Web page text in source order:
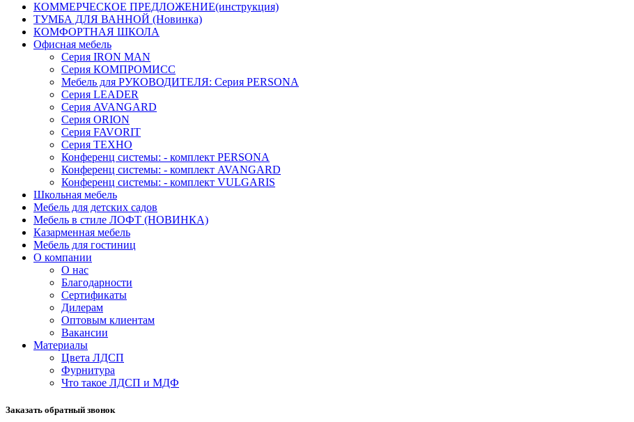
КОММЕРЧЕСКОЕ ПРЕДЛОЖЕНИЕ(инструкция)
ТУМБА ДЛЯ ВАННОЙ (Новинка)
КОМФОРТНАЯ ШКОЛА
Офисная мебель
Серия IRON MAN
Серия КОМПРОМИСС
Мебель для РУКОВОДИТЕЛЯ: Серия PERSONA
Серия LEADER
Серия AVANGARD
Серия ORION
Серия FAVORIT
Серия ТЕХНО
Конференц системы: - комплект PERSONA
Конференц системы: - комплект AVANGARD
Конференц системы: - комплект VULGARIS
Школьная мебель
Мебель для детских садов
Мебель в стиле ЛОФТ (НОВИНКА)
Казарменная мебель
Мебель для гостиниц
О компании
О нас
Благодарности
Сертификаты
Дилерам
Оптовым клиентам
Вакансии
Материалы
Цвета ЛДСП
Фурнитура
Что такое ЛДСП и МДФ
Заказать обратный звонок